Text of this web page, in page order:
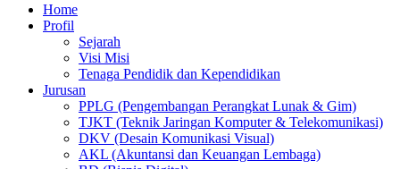
Home
Profil
Sejarah
Visi Misi
Tenaga Pendidik dan Kependidikan
Jurusan
PPLG (Pengembangan Perangkat Lunak & Gim)
TJKT (Teknik Jaringan Komputer & Telekomunikasi)
DKV (Desain Komunikasi Visual)
AKL (Akuntansi dan Keuangan Lembaga)